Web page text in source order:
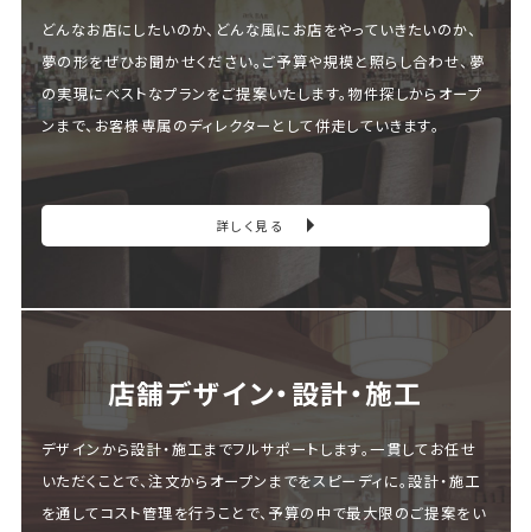
どんなお店にしたいのか、どんな風にお店をやっていきたいのか、
夢の形をぜひお聞かせください。ご予算や規模と照らし合わせ、夢
の実現にベストなプランをご提案いたします。物件探しからオープ
ンまで、お客様専属のディレクターとして併走していきます。
詳しく見る
店舗デザイン・設計・施⼯
デザインから設計・施工までフルサポートします。一貫してお任せ
いただくことで、注文からオープンまでをスピーディに。設計・施工
を通してコスト管理を行うことで、予算の中で最大限のご提案をい